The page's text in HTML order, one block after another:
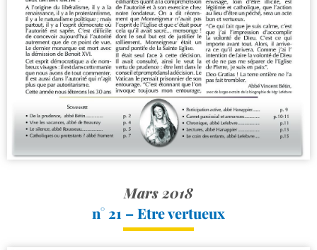
Mars 2018
n° 21 – Etre vertueux